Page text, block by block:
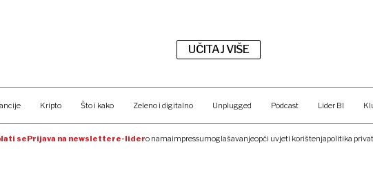
UČITAJ VIŠE
Kripto Što i kako Zeleno i digitalno Unplugged Podcast Lider BI
sePrijava na newslettere-lidero namaimpressumoglašavanjeopći uvjeti korištenjapolitika